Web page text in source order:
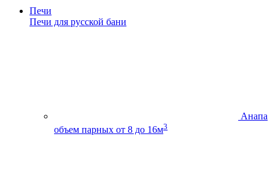
Печи
Печи для русской бани
Анапа
объем парных от 8 до 16м3